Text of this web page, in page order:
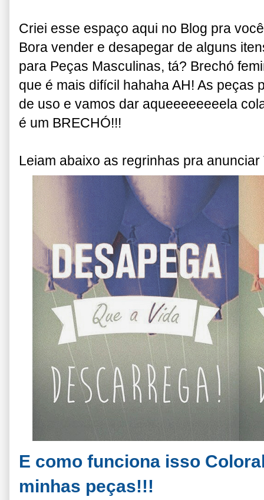
Criei esse espaço aqui no Blog pra
Bora vender e desapegar de alguns
para Peças Masculinas, tá? Brechó
que é mais difícil hahaha AH! As peças
de uso e vamos dar aqueeeeeeeela
é um BRECHÓ!!!
Leiam abaixo as regrinhas pra anunciar
E como funciona isso
minhas peças!!!